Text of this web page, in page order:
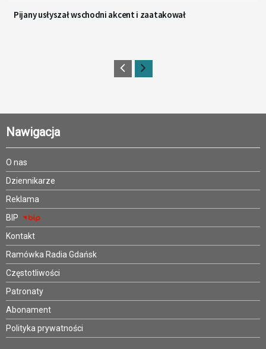
Pijany usłyszał wschodni akcent i zaatakował
Nawigacja
O nas
Dziennikarze
Reklama
BIP
Kontakt
Ramówka Radia Gdańsk
Częstotliwości
Patronaty
Abonament
Polityka prywatności